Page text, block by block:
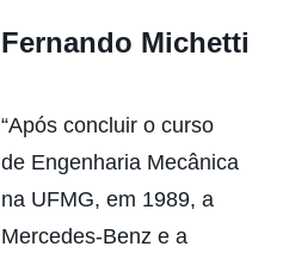
Fernando Michetti
“Após concluir o curso
de Engenharia Mecânica
na UFMG, em 1989, a
Mercedes-Benz e a